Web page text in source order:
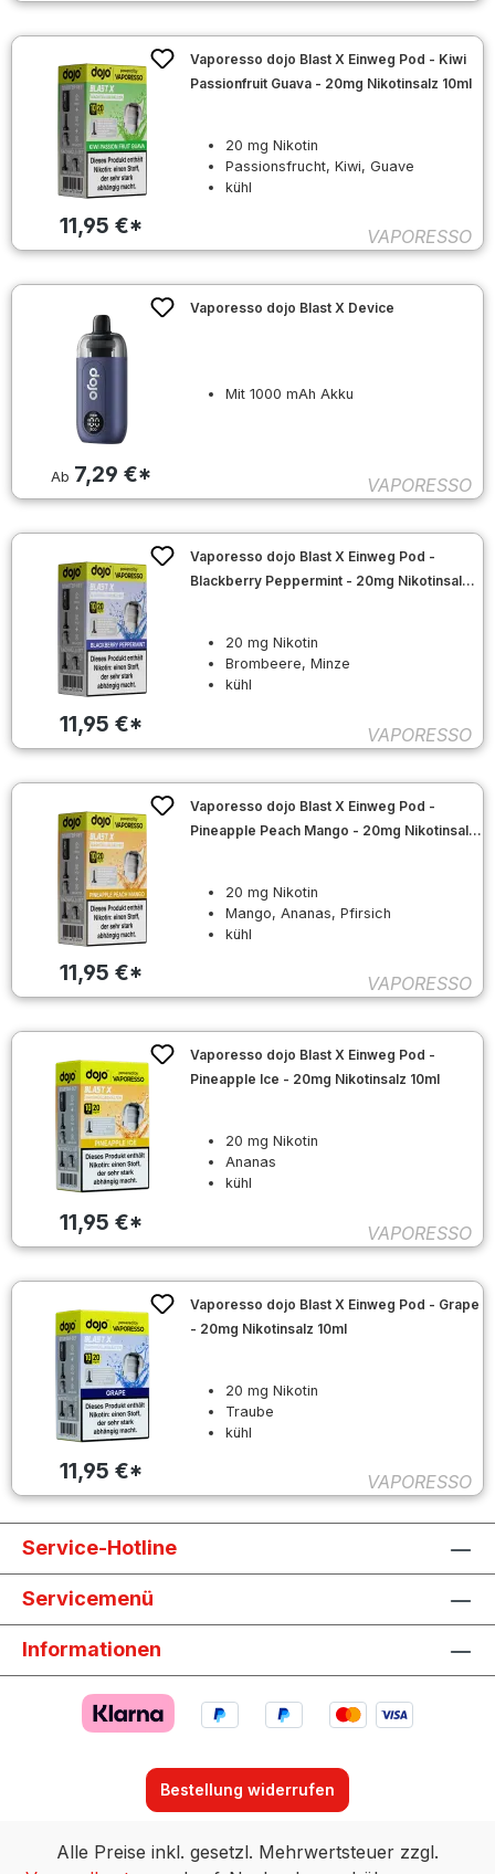
11,95 €*
Vaporesso dojo Blast X Einweg Pod - Kiwi
Passionfruit Guava - 20mg Nikotinsalz 10ml
20 mg Nikotin
Passionsfrucht, Kiwi, Guave
kühl
VAPORESSO
Ab 7,29 €*
Vaporesso dojo Blast X Device
Mit 1000 mAh Akku
VAPORESSO
11,95 €*
Vaporesso dojo Blast X Einweg Pod -
Blackberry Peppermint - 20mg Nikotinsalz
20 mg Nikotin
Brombeere, Minze
kühl
VAPORESSO
11,95 €*
Vaporesso dojo Blast X Einweg Pod -
Pineapple Peach Mango - 20mg Nikotinsalz
20 mg Nikotin
Mango, Ananas, Pfirsich
kühl
VAPORESSO
11,95 €*
Vaporesso dojo Blast X Einweg Pod -
Pineapple Ice - 20mg Nikotinsalz 10ml
20 mg Nikotin
Ananas
kühl
VAPORESSO
11,95 €*
Vaporesso dojo Blast X Einweg Pod - Grape
- 20mg Nikotinsalz 10ml
20 mg Nikotin
Traube
kühl
VAPORESSO
Service-Hotline
Servicemenü
Informationen
Bestellung widerrufen
Alle Preise inkl. gesetzl. Mehrwertsteuer zzgl.